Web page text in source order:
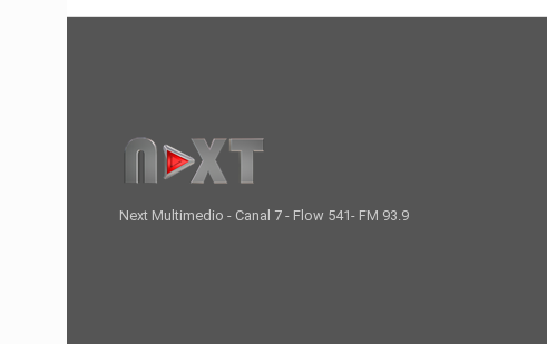
El gobernador Martín Llaryora
Next Multimedio - Canal 7 - Flow 541- FM 93.9